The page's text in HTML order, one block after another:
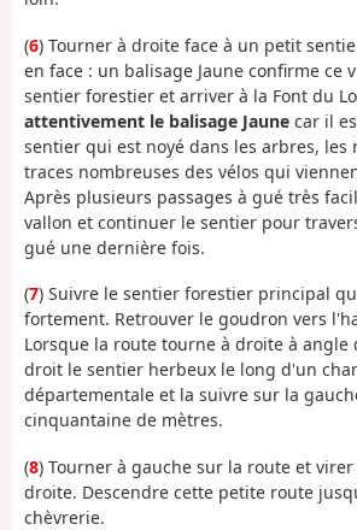
(6) Tourner à droite face à un petit
en face : un balisage Jaune confirme ce
sentier forestier et arriver à la Font du
attentivement le balisage Jaune car il
sentier qui est noyé dans les arbres, les
traces nombreuses des vélos qui
Après plusieurs passages à gué très
vallon et continuer le sentier pour
gué une dernière fois.
(7) Suivre le sentier forestier principal
fortement. Retrouver le goudron vers
Lorsque la route tourne à droite à
droit le sentier herbeux le long d'un
départementale et la suivre sur la
cinquantaine de mètres.
(8) Tourner à gauche sur la route et
droite. Descendre cette petite route
chèvrerie.